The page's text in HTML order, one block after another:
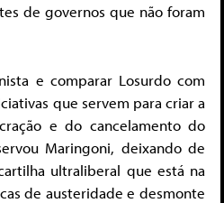
de governos que não foram
e comparar Losurdo com
que servem para criar a
e do cancelamento do
Maringoni, deixando de
ultraliberal que está na
de austeridade e desmonte